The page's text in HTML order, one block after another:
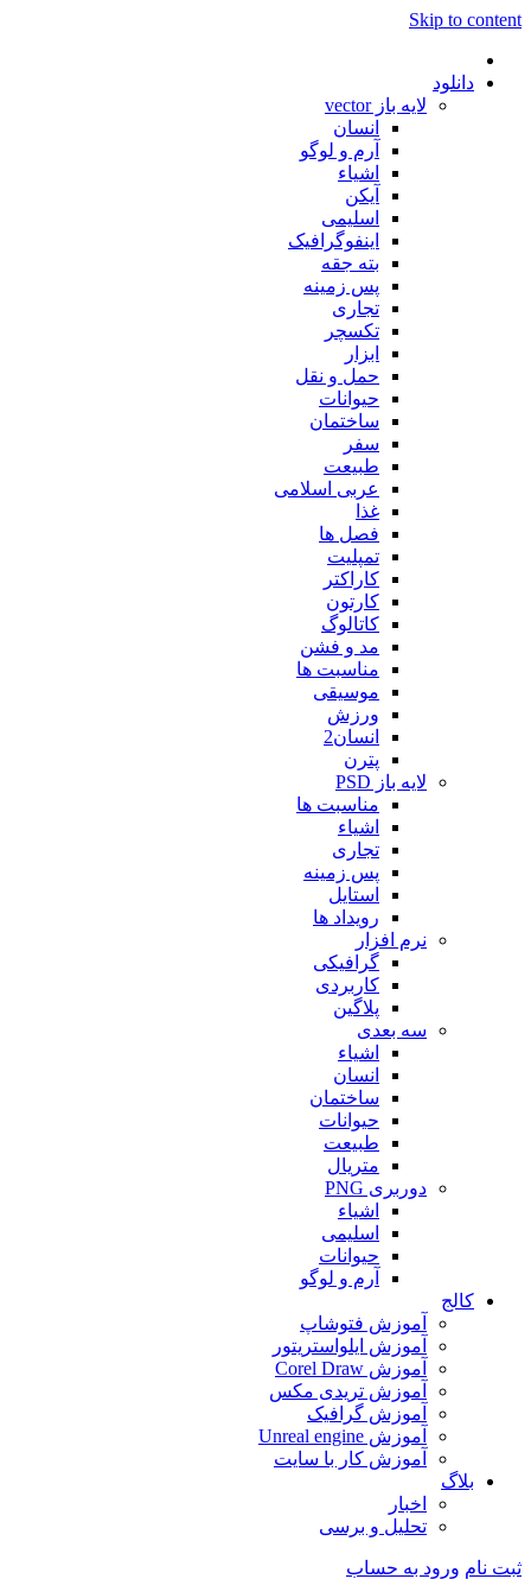
Skip to content
دانلود
لایه باز vector
انسان
آرم و لوگو
اشیاء
آیکن
اسلیمی
اینفوگرافیک
بته جقه
پس زمینه
تجاری
تکسچر
ابزار
حمل و نقل
حیوانات
ساختمان
سفر
طبیعت
عربی اسلامی
غذا
فصل ها
تمپلیت
کاراکتر
کارتون
کاتالوگ
مد و فشن
مناسبت ها
موسیقی
ورزش
انسان2
پترن
لایه باز PSD
مناسبت ها
اشیاء
تجاری
پس زمینه
استایل
رویداد ها
نرم افزار
گرافیکی
کاربردی
پلاگین
سه بعدی
اشیاء
انسان
ساختمان
حیوانات
طبیعت
متریال
دوربری PNG
اشیاء
اسلیمی
حیوانات
آرم و لوگو
کالج
آموزش فتوشاپ
آموزش ایلواستریتور
آموزش Corel Draw
آموزش تریدی مکس
آموزش گرافیک
آموزش Unreal engine
آموزش کار با سایت
بلاگ
اخبار
تحلیل و برسی
ثبت نام ورود به حساب